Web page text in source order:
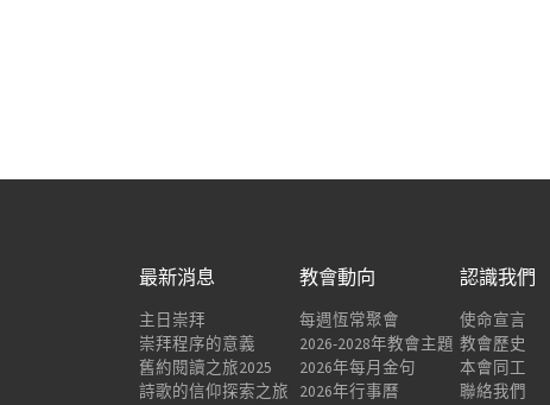
最新消息
主日崇拜
崇拜程序的意義
舊約閱讀之旅2025
詩歌的信仰探索之旅
教會動向
每週恆常聚會
2026-2028年教會主題
2026年每月金句
2026年行事曆
認識我們
使命宣言
教會歷史
本會同工
聯絡我們